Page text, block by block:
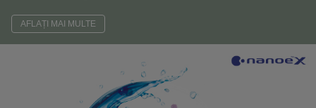
AFLAȚI MAI MULTE